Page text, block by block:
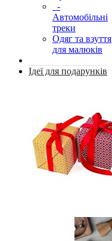
-
Автомобільні
треки
Одяг та взуття
для малюків
Ідеї для подарунків